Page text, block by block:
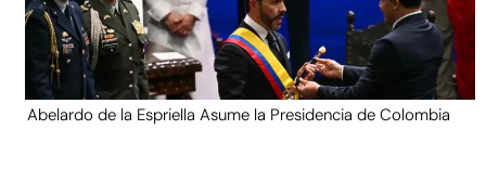
Abelardo de la Espriella Asume la Presidencia de Colombia